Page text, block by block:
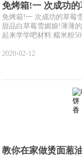
免烤箱!一 次成功的
免烤箱!一 次成功的草莓
甜品白草莓雪媚娘!薄薄
起来学学吧材料:糯米粉
2020-02-12
教你在家做烫面葱